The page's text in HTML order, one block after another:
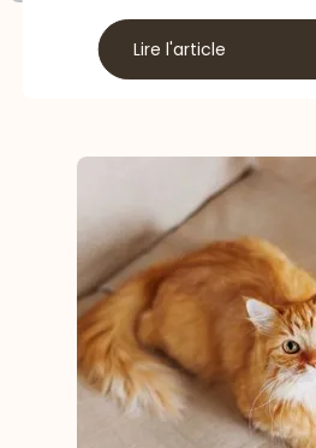
Lire l'article